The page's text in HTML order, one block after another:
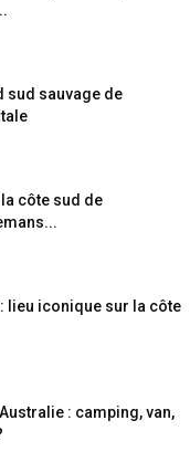
sud sauvage de
la côte sud de
lieu iconique sur la côte
: camping, van,